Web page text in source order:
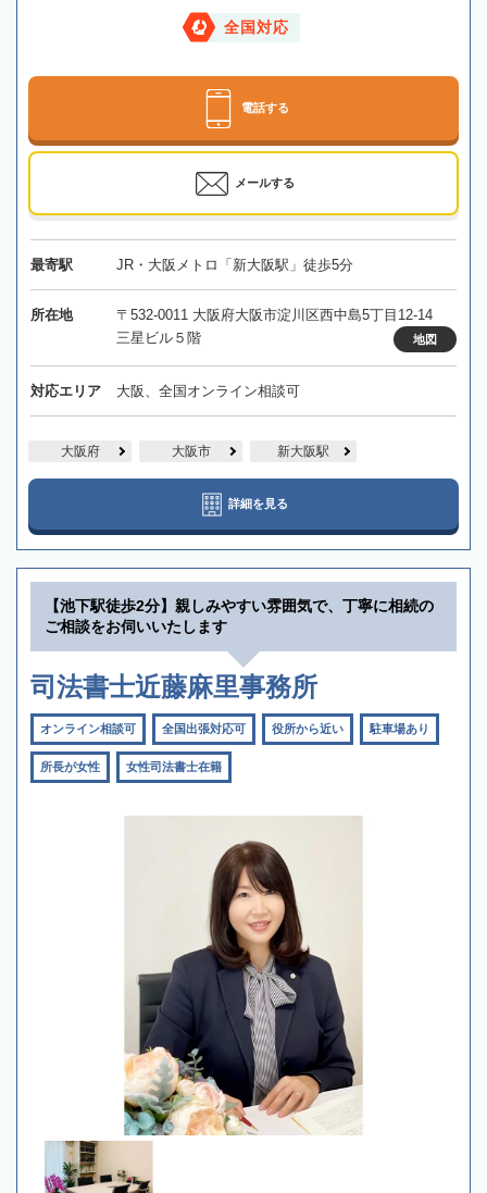
全国対応
電話する
メールする
最寄駅 JR・大阪メトロ「新大阪駅」徒歩5分
所在地
〒532-0011 大阪府大阪市淀川区西中島5丁目12-14
三星ビル５階
地図
対応エリア 大阪、全国オンライン相談可
大阪府 大阪市 新大阪駅
詳細を見る
【池下駅徒歩2分】親しみやすい雰囲気で、丁寧に相続の
ご相談をお伺いいたします
司法書士近藤麻里事務所
オンライン相談可 全国出張対応可 役所から近い 駐車場あり
所長が女性 女性司法書士在籍